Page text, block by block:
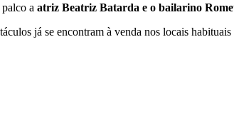
a atriz Beatriz Batarda e o bailarino
já se encontram à venda nos locais habituais